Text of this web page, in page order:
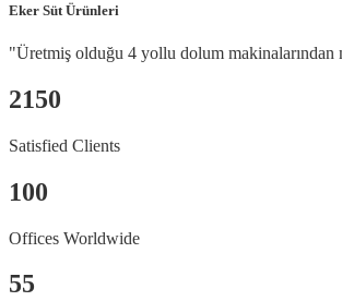
Eker Süt Ürünleri
"Üretmiş olduğu 4 yollu dolum makinalarından
2150
Satisfied Clients
100
Offices Worldwide
55